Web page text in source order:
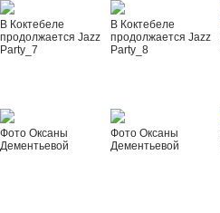
В Коктебеле
продолжается Jazz
Party_7
В Коктебеле
продолжается Jazz
Party_8
Фото Оксаны
Дементьевой
Фото Оксаны
Дементьевой